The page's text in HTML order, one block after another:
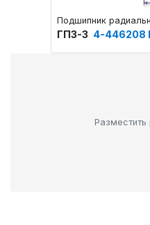
Подшипник
ГПЗ-3 4-446208